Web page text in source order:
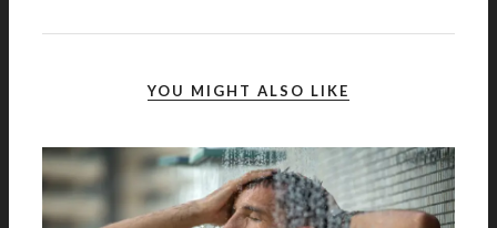
YOU MIGHT ALSO LIKE